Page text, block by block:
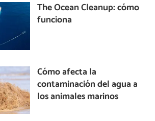
The Ocean Cleanup: cómo
funciona
Cómo afecta la
contaminación del agua a
los animales marinos